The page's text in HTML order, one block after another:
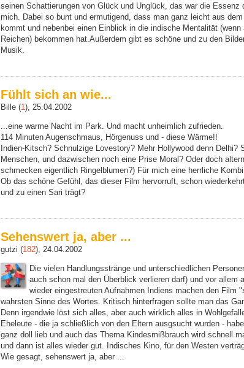
seinen Schattierungen von Glück und Unglück, das war die Essenz
mich. Dabei so bunt und ermutigend, dass man ganz leicht aus
kommt und nebenbei einen Einblick in die indische Mentalität (wenn
Reichen) bekommen hat.Außerdem gibt es schöne und zu den
Musik.
Fühlt sich an wie...
Bille (1 ), 25.04.2002
...eine warme Nacht im Park. Und macht unheimlich zufrieden.
114 Minuten Augenschmaus, Hörgenuss und - diese Wärme!!
Indien-Kitsch? Schnulzige Lovestory? Mehr Hollywood denn Delhi?
Menschen, und dazwischen noch eine Prise Moral? Oder doch
schmecken eigentlich Ringelblumen?) Für mich eine herrliche
Ob das schöne Gefühl, das dieser Film hervorruft, schon
und zu einen Sari trägt?
Sehenswert ja, aber ...
gutzi (182), 24.04.2002
Die vielen Handlungsstränge und unterschiedlichen
auch schon mal den Überblick verlieren darf) und vor allem
wieder eingestreuten Aufnahmen Indiens machen den Film
wahrsten Sinne des Wortes. Kritisch hinterfragen sollte man das
Denn irgendwie löst sich alles, aber auch wirklich alles in
Eheleute - die ja schließlich von den Eltern ausgsucht wurden -
ganz doll lieb und auch das Thema Kindesmißbrauch wird schnell
und dann ist alles wieder gut. Indisches Kino, für den Westen
Wie gesagt, sehenswert ja, aber ...